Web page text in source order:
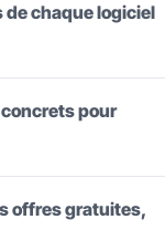
chaque logiciel
pour
offres gratuites,